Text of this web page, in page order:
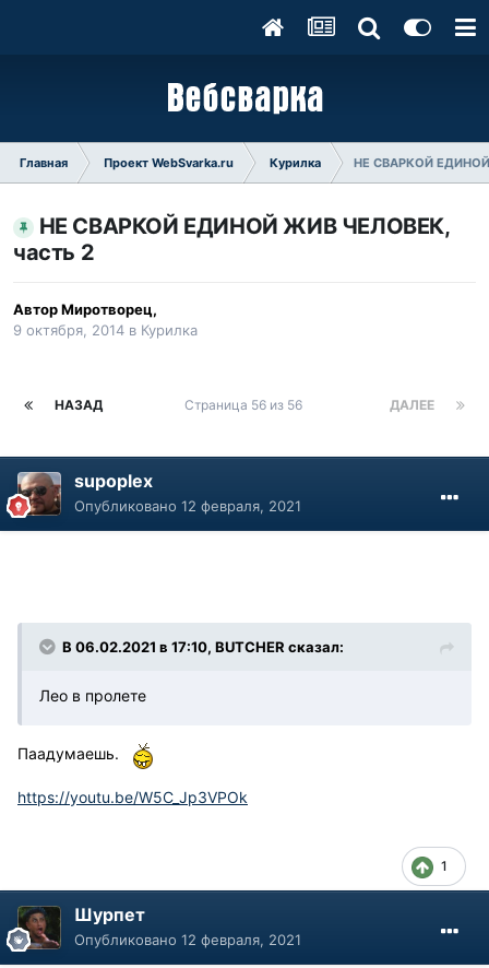
Главная Проект WebSvarka.ru Курилка НЕ СВАРКОЙ
НЕ СВАРКОЙ ЕДИНОЙ ЖИВ ЧЕЛОВЕК,
часть 2
АвторМиротворец,
9 октября, 2014 в Курилка
НАЗАД ДАЛЕЕ
Страница 56 из 56
supoplex
Опубликовано 12 февраля, 2021
В 06.02.2021 в 17:10, BUTCHER сказал:
Лео в пролете
Паадумаешь.
https://youtu.be/W5C_Jp3VPOk
1
Шурпет
Опубликовано 12 февраля, 2021